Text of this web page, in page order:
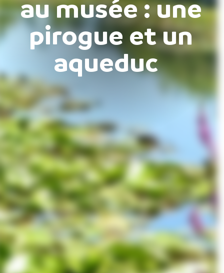
au musée : une
pirogue et un
aqueduc